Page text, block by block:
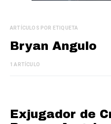
ARTÍCULOS POR ETIQUETA
Bryan Angulo
1 ARTÍCULO
Exjugador de